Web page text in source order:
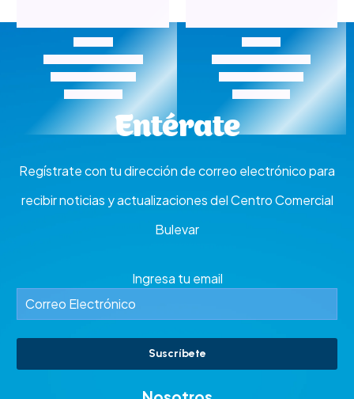
Soluciones
Entérate
Regístrate con tu dirección de correo electrónico para
recibir noticias y actualizaciones del Centro Comercial
Bulevar
Ingresa tu email
Suscríbete